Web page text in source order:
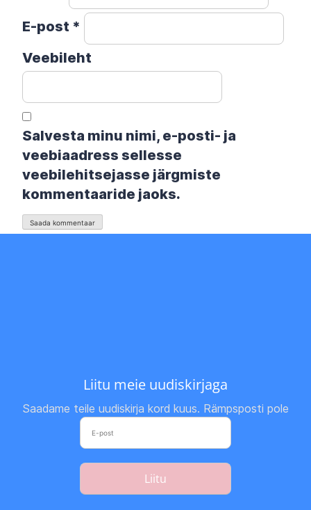
E-post *
Veebileht
Salvesta minu nimi, e-posti- ja
veebiaadress sellesse
veebilehitsejasse järgmiste
kommentaaride jaoks.
Liitu meie uudiskirjaga
Saadame teile uudiskirja kord kuus. Rämpsposti pole
Liitu